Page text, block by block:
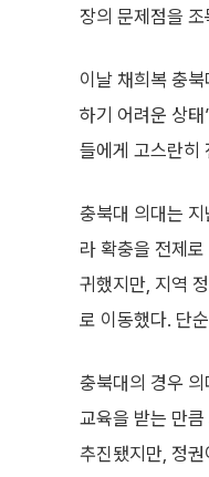
장의 문제점을
이날 채희복 충
하기 어려운 상
들에게 고스란히
충북대 의대는
라 확충을 전제
귀했지만, 지역
로 이동했다. 단
충북대의 경우
교육을 받는 만큼
추진됐지만, 정